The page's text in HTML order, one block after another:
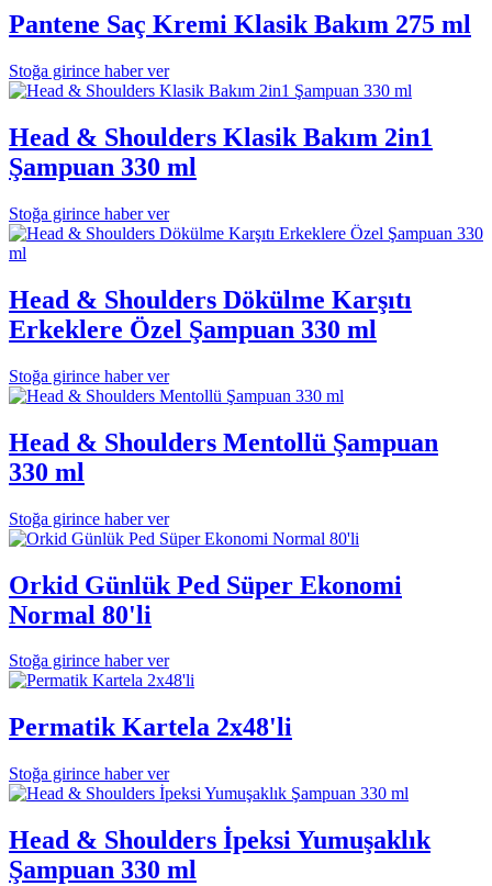
Pantene Saç Kremi Klasik Bakım 275 ml
Stoğa girince haber ver
Head & Shoulders Klasik Bakım 2in1
Şampuan 330 ml
Stoğa girince haber ver
Head & Shoulders Dökülme Karşıtı
Erkeklere Özel Şampuan 330 ml
Stoğa girince haber ver
Head & Shoulders Mentollü Şampuan
330 ml
Stoğa girince haber ver
Orkid Günlük Ped Süper Ekonomi
Normal 80'li
Stoğa girince haber ver
Permatik Kartela 2x48'li
Stoğa girince haber ver
Head & Shoulders İpeksi Yumuşaklık
Şampuan 330 ml